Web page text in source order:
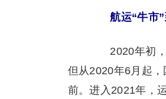
航运“牛市
2020年初，
但从2020年6月起
前。进入2021年，